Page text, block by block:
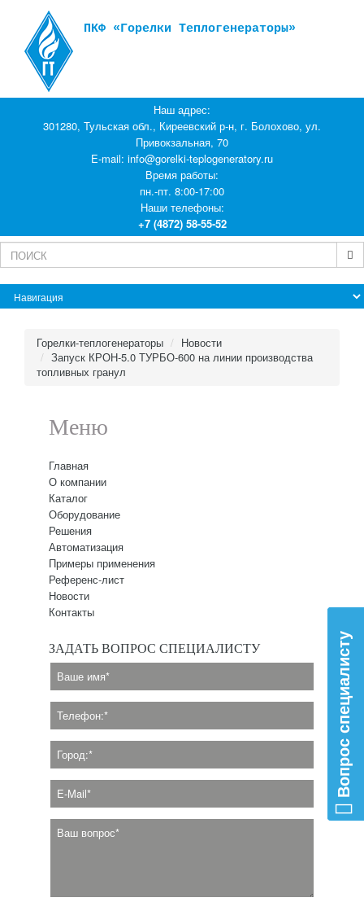
ПКФ «Горелки Теплогенераторы»
Наш адрес:
301280, Тульская обл., Киреевский р-н, г. Болохово, ул.
Привокзальная, 70
E-mail: info@gorelki-teplogeneratory.ru
Время работы:
пн.-пт. 8:00-17:00
Наши телефоны:
+7 (4872) 58-55-52
Горелки-теплогенераторы
Новости
Запуск КРОН-5.0 ТУРБО-600 на линии производства
топливных гранул
Меню
Главная
О компании
Каталог
Оборудование
Решения
Автоматизация
Примеры применения
Референс-лист
Новости
Контакты
ЗАДАТЬ ВОПРОС СПЕЦИАЛИСТУ Вопрос специалисту